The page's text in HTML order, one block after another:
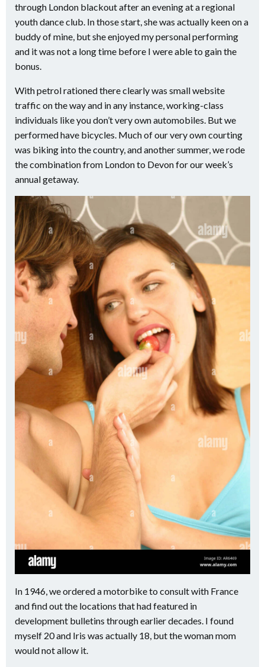
through London blackout after an evening at a regional
youth dance club. In those start, she was actually keen on a
buddy of mine, but she enjoyed my personal performing
and it was not a long time before I were able to gain the
bonus.
With petrol rationed there clearly was small website
traffic on the way and in any instance, working-class
individuals like you don’t very own automobiles. But we
performed have bicycles. Much of our very own courting
was biking into the country, and another summer, we rode
the combination from London to Devon for our week’s
annual getaway.
In 1946, we ordered a motorbike to consult with France
and find out the locations that had featured in
development bulletins through earlier decades. I found
myself 20 and Iris was actually 18, but the woman mom
would not allow it.